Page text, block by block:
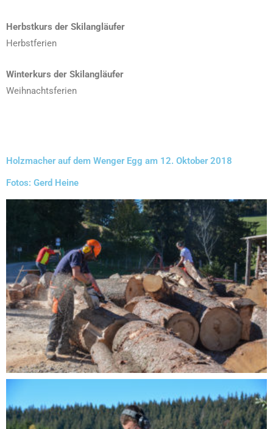
Herbstkurs der Skilangläufer
Herbstferien
Winterkurs der Skilangläufer
Weihnachtsferien
Holzmacher auf dem Wenger Egg am 12. Oktober 2018
Fotos: Gerd Heine